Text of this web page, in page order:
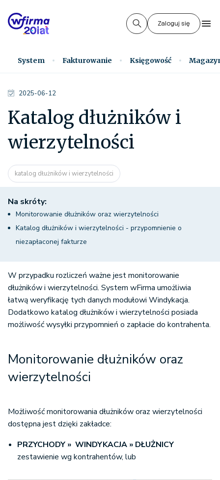
Zaloguj się
System Fakturowanie Księgowość
2025-06-12
Katalog dłużników i
wierzytelności
katalog dłużników i wierzytelności
Na skróty:
Monitorowanie dłużników oraz wierzytelności
Katalog dłużników i wierzytelności - przypomnienie o
niezapłaconej fakturze
W przypadku rozliczeń ważne jest monitorowanie
dłużników i wierzytelności. System wFirma umożliwia
łatwą weryfikację tych danych modułowi Windykacja.
Dodatkowo katalog dłużników i wierzytelności posiada
możliwość wysyłki przypomnień o zapłacie do kontrahenta.
Monitorowanie dłużników oraz
wierzytelności
Możliwość monitorowania dłużników oraz wierzytelności
dostępna jest dzięki zakładce:
PRZYCHODY » WINDYKACJA » DŁUŻNICY
zestawienie wg kontrahentów, lub